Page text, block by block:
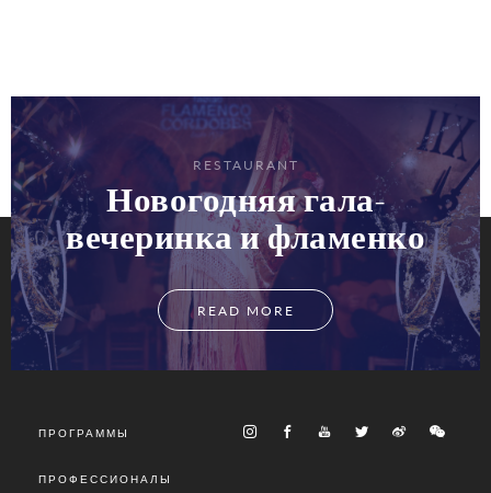
RESTAURANT
Новогодняя гала-
вечеринка и фламенко
READ MORE
ПРОГРАММЫ
ПРОФЕССИОНАЛЫ